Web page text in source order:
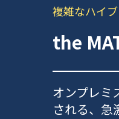
複雑なハイ
the
オンプレミ
される、急